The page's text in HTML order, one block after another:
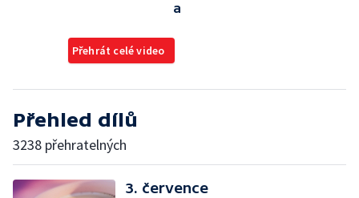
a
Přehrát celé video
Přehled dílů
3238 přehratelných
3. července